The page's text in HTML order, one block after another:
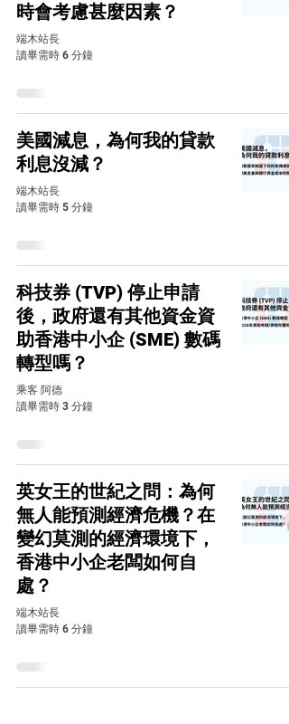
時會考慮甚麼因素？
端木站長
讀畢需時 6 分鐘
美國減息，為何我的貸款
利息沒減？
端木站長
讀畢需時 5 分鐘
科技券 (TVP) 停止申請
後，政府還有其他資金資
助香港中小企 (SME) 數碼
轉型嗎？
乘客 阿德
讀畢需時 3 分鐘
英女王的世紀之問：為何
無人能預測經濟危機？在
變幻莫測的經濟環境下，
香港中小企老闆如何自
處？
端木站長
讀畢需時 6 分鐘